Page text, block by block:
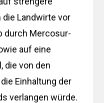
Landwirte vor
durch Mercosur-
auf eine
die von den
Einhaltung der
verlangen würde.